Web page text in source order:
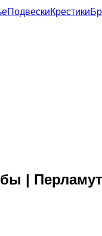
ПодвескиКрестики
|